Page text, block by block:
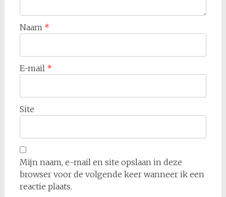
Naam *
E-mail *
Site
Mijn naam, e-mail en site opslaan in deze
browser voor de volgende keer wanneer ik een
reactie plaats.